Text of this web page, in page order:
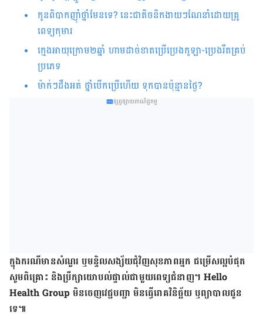
កូនពិបាកញ៉ាំថ្នាំមែនទេ? នេះជាតិចនិកងាយៗណែនាំដោយគ្រូ
ពេទ្យកុមារ
ក្មេងអាយុក្រោម២ឆ្នាំ ហាមដាច់ខាតប្រើប្រេងកូឡា-ប្រេងរឹតគ្រប់
ប្រភេទ
ម៉ាក់ៗដឹងអត់ ថ្នាំបើកប្រើហើយ ទុកបានប៉ុន្មានថ្ងៃ?
ផ្សព្វផ្សាយពាណិជ្ជកម្ម
ក្នុង​ករណី​មាន​សំណួរ ឬ​មន្ទិលសង្ស័យ​ជុំវិញ​សុខភាព​អ្នក ជម្រើស​ល្អ​បំផុត
សូម​ពិគ្រោះ និង​ប្រឹក្សា​យោបល់​ផ្ទាល់​ជាមួយ​ពេទ្យ​ជំនាញ។ Hello
Health Group មិន​ចេញ​វេជ្ជបញ្ជា មិន​ធ្វើ​រោគវិនិច្ឆ័យ ឬ​ព្យាបាល​ជូន​
ទេ៕